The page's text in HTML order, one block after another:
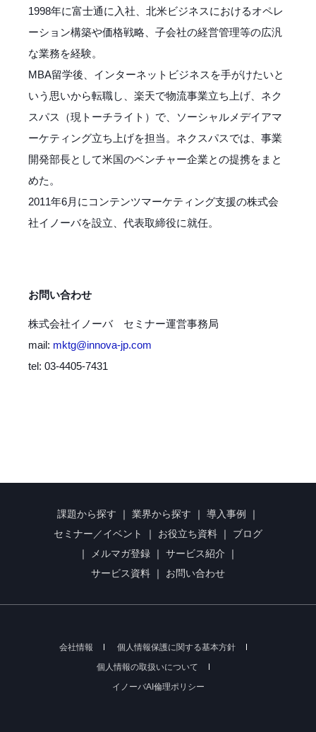
1998年に富士通に入社、北米ビジネスにおけるオペレ
ーション構築や価格戦略、子会社の経営管理等の広汎
な業務を経験。
MBA留学後、インターネットビジネスを手がけたいと
いう思いから転職し、楽天で物流事業立ち上げ、ネク
スパス（現トーチライト）で、ソーシャルメデイアマ
ーケティング立ち上げを担当。ネクスパスでは、事業
開発部長として米国のベンチャー企業との提携をまと
めた。
2011年6月にコンテンツマーケティング支援の株式会
社イノーバを設立、代表取締役に就任。
お問い合わせ
株式会社イノーバ セミナー運営事務局
mail: mktg@innova-jp.com
tel: 03-4405-7431
課題から探す ｜ 業界から探す ｜ 導入事例
｜
セミナー／イベント
｜ お役立ち資料 ｜ ブログ
｜
メルマガ登録 ｜ サービス紹介 ｜
サービス資料
｜ お問い合わせ
会社情報 個人情報保護に関する基本方針
個人情報の取扱いについて
イノーバAI倫理ポリシー